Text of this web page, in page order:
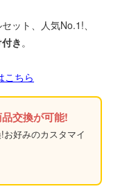
ット、人気No.1!、
き。
こちら
交換が可能!
好みのカスタマイ